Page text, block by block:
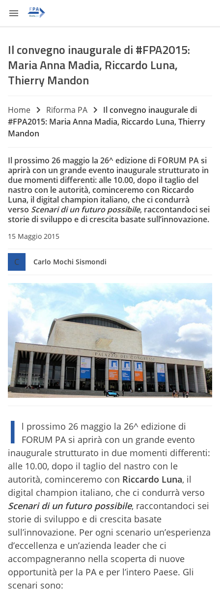
Il convegno inaugurale di #FPA2015:
Maria Anna Madia, Riccardo Luna,
Thierry Mandon
Home Riforma PA
Il convegno inaugurale di
#FPA2015: Maria Anna Madia, Riccardo Luna, Thierry
Mandon
Il prossimo 26 maggio la 26^ edizione di FORUM PAsi
aprirà con un grande evento inaugurale strutturato in
due momenti differenti: alle 10.00, dopo il taglio del
nastro con le autorità, cominceremo con Riccardo
Luna, il digital champion italiano, che ci condurrà
verso Scenari di un futuro possibile, raccontandoci sei
storie di sviluppo e di crescita basate sull’innovazione.
15 Maggio 2015
C Carlo Mochi Sismondi
I l prossimo 26 maggio la 26^ edizione di
FORUM PA si aprirà con un grande evento
inaugurale strutturato in due momenti differenti:
alle 10.00, dopo il taglio del nastro con le
autorità, cominceremo con Riccardo Luna, il
digital champion italiano, che ci condurrà verso
Scenari di un futuro possibile, raccontandoci sei
storie di sviluppo e di crescita basate
sull’innovazione. Per ogni scenario un’esperienza
d’eccellenza e un’azienda leader che ci
accompagneranno nella scoperta di nuove
opportunità per la PA e per l’intero Paese. Gli
scenari sono: